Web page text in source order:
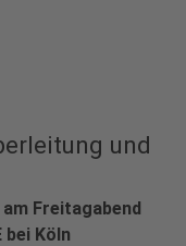
und
Freitagabend
bei Köln